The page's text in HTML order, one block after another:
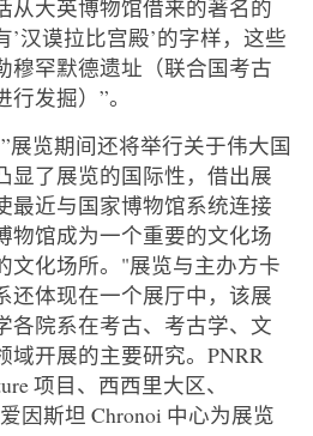
从大英博物馆借来的著名的
汉谟拉比宫殿’的字样，这些
穆罕默德遗址（联合国考古
发掘）”。
”展览期间还将举行关于伟大国
显了展览的国际性，借出展
最近与国家博物馆系统连接
物馆成为一个重要的文化场
文化场所。"展览与主办方卡
还体现在一个展厅中，该展
各院系在考古、考古学、文
域开展的主要研究。PNRR
项目、西西里大区、
因斯坦 Chronoi 中心为展览